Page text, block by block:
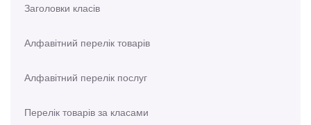
Заголовки класів
Алфавітний перелік товарів
Алфавітний перелік послуг
Перелік товарів за класами